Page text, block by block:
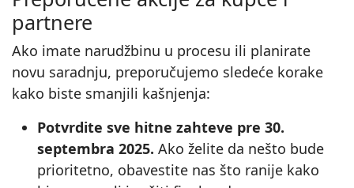
partnere
Ako imate narudžbinu u procesu ili planirate
novu saradnju, preporučujemo sledeće korake
kako biste smanjili kašnjenja:
Potvrdite sve hitne zahteve pre 30.
septembra 2025. Ako želite da nešto bude
prioritetno, obavestite nas što ranije kako